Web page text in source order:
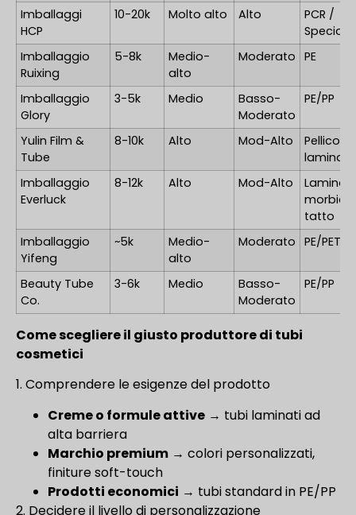
Imballaggi
HCP
10-20k Molto alto Alto
PCR /
Imballaggio
Ruixing
5-8k
Medio-
alto
Moderato PE
Imballaggio
Glory
3-5k Medio
Basso-
Moderato
PE/PP
Yulin Film &
Tube
8-10k Alto Mod-Alto
Pellicole
laminato
Imballaggio
Everluck
8-12k Alto Mod-Alto
tatto
Imballaggio
Yifeng
~5k
Medio-
alto
Moderato PE/PET
Beauty Tube
Co.
3-6k Medio
Basso-
Moderato
PE/PP
Come scegliere il giusto produttore di tubi
cosmetici
1. Comprendere le esigenze del prodotto
Creme o formule attive → tubi laminati ad
alta barriera
Marchio premium → colori personalizzati,
finiture soft-touch
Prodotti economici → tubi standard in PE/PP
2. Decidere il livello di personalizzazione